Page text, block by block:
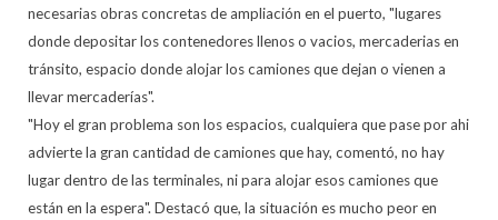
necesarias obras concretas de ampliación en el puerto, "lugares
donde depositar los contenedores llenos o vacios, mercaderias en
tránsito, espacio donde alojar los camiones que dejan o vienen a
llevar mercaderías".
"Hoy el gran problema son los espacios, cualquiera que pase por ahi
advierte la gran cantidad de camiones que hay, comentó, no hay
lugar dentro de las terminales, ni para alojar esos camiones que
están en la espera". Destacó que, la situación es mucho peor en